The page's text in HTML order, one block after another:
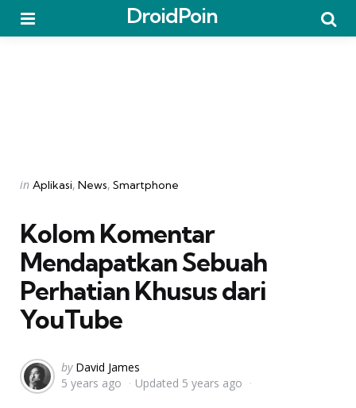
DroidPoin
Categories
Posted
in Aplikasi News Smartphone
Kolom Komentar
Mendapatkan Sebuah
Perhatian Khusus dari
YouTube
Posted
by
by David James
5 years ago
Updated 5 years ago